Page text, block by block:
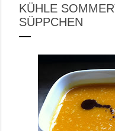
KÜHLE
ÜPPCHEN